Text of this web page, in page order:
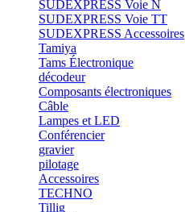
SUDEXPRESS Voie N
SUDEXPRESS Voie TT
SUDEXPRESS Accessoires
Tamiya
Tams Électronique
décodeur
Composants électroniques
Câble
Lampes et LED
Conférencier
gravier
pilotage
Accessoires
TECHNO
Tillig